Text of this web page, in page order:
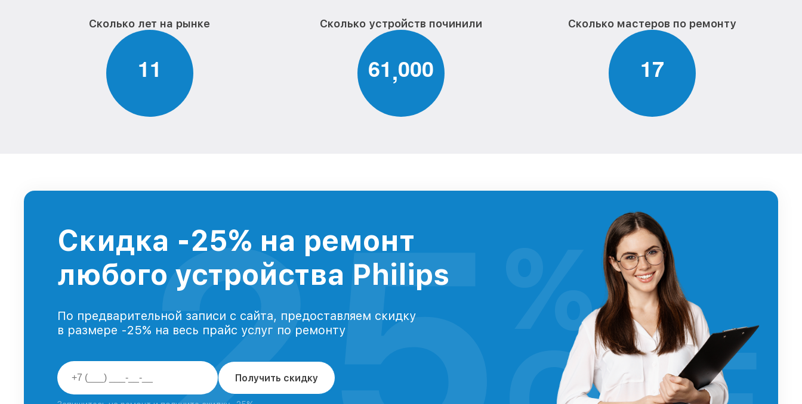
Сколько лет на рынке
11
Сколько устройств починили
61,000
Сколько мастеров по ремонту
17
Скидка -25% на ремонт
любого устройства Philips
По предварительной записи с сайта, предоставляем скидку
в размере -25% на весь прайс услуг по ремонту
Получить скидку
%